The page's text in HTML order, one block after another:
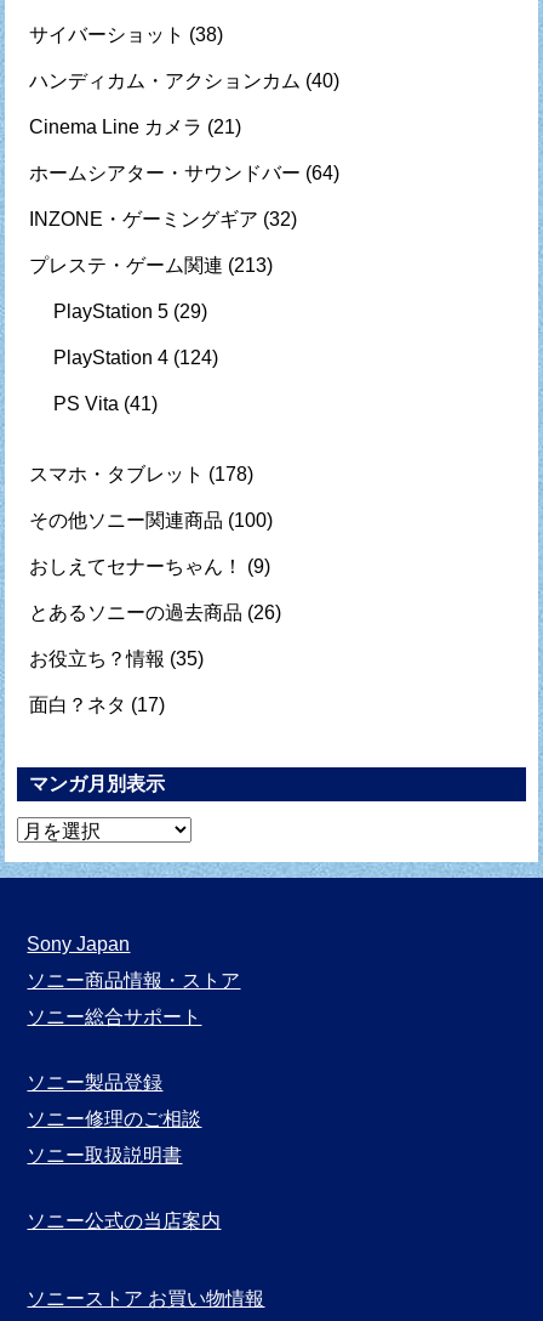
サイバーショット (38)
ハンディカム・アクションカム (40)
Cinema Line カメラ (21)
ホームシアター・サウンドバー (64)
INZONE・ゲーミングギア (32)
プレステ・ゲーム関連 (213)
PlayStation 5 (29)
PlayStation 4 (124)
PS Vita (41)
スマホ・タブレット (178)
その他ソニー関連商品 (100)
おしえてセナーちゃん！ (9)
とあるソニーの過去商品 (26)
お役立ち？情報 (35)
面白？ネタ (17)
マンガ月別表示
マ
ン
月
別
表
Sony Japan
ソニー商品情報・ストア
ソニー総合サポート
ソニー製品登録
ソニー修理のご相談
ソニー取扱説明書
ソニー公式の当店案内
ソニーストア お買い物情報